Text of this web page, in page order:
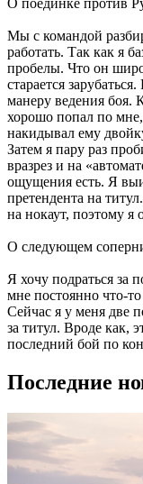
О поединке против
Мы с командой
работать. Так как я
пробелы. Что он
старается
манеру ведения боя.
хорошо попал по мне,
накидывал ему
Затем я пару раз
вразрез и на
ощущения есть. Я
претендента на
на нокаут, поэтому я
О следующем
Я хочу подраться за
мне постоянно что-
Сейчас я у меня две
за титул. Вроде как,
последний бой по
Последние